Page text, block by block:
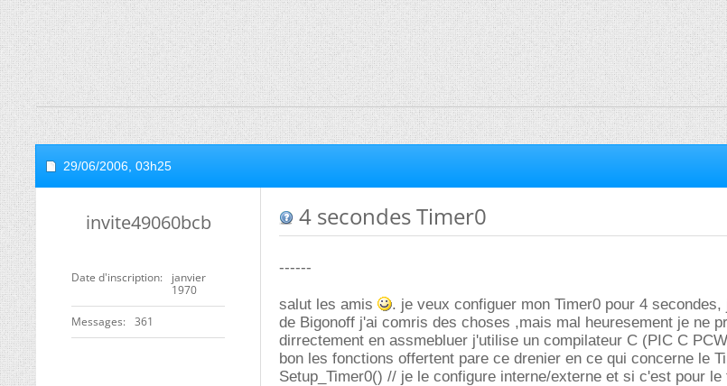
29/06/2006, 03h25
invite49060bcb
Date d'inscription
janvier
1970
Messages 361
4 secondes Timer0
------
salut les amis
. je veux configuer mon Timer0 pour 4
de Bigonoff j'ai comris des choses ,mais mal heuresement je ne
dirrectement en assmebluer j'utilise un compilateur C (PIC C
bon les fonctions offertent pare ce drenier en ce qui concerne le
Setup_Timer0() // je le configure interne/externe et si c'est pour le